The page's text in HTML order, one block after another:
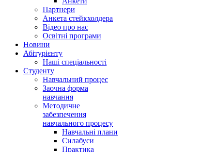
Партнери
Анкета стейкхолдера
Відео про нас
Освітні програми
Hовини
Абітурієнту
Наші спеціальності
Студенту
Навчальний процес
Заочна форма
навчання
Методичне
забезпечення
навчального процесу
Навчальні плани
Силабуси
Практика